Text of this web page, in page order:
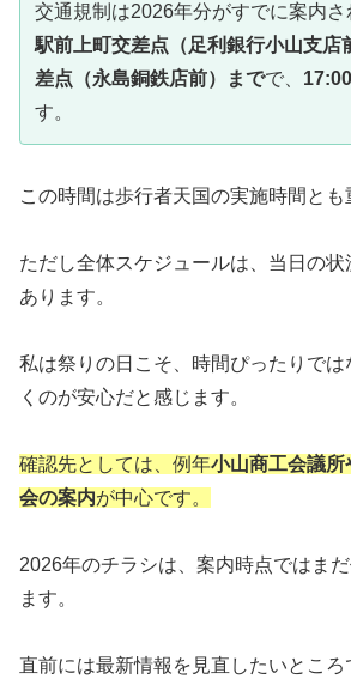
交通規制は2026年分がすでに案内さ
駅前上町交差点（足利銀行小山支店
差点（永島銅鉄店前）までで、
す。
この時間は歩行者天国の実施時間とも
ただし全体スケジュールは、当日の
あります。
私は祭りの日こそ、時間ぴったりで
くのが安心だと感じます。
確認先としては、例年小山商工会議
会の案内が中心です。
2026年のチラシは、案内時点ではま
ます。
直前には最新情報を見直したいところ